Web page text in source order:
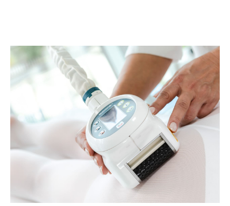
Инъекционная
косметология
Гармония
и баланс
Духовные
практики
Красота и уход
СПА